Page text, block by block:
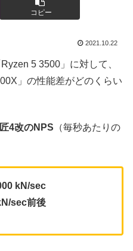
コピー
2021.10.22
5 3500」に対して、
」の性能差がどのくらい
4改のNPS （毎秒あたりの
kN/sec
sec前後